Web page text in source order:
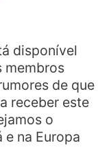
disponível
membros
de que
receber este
o
na Europa